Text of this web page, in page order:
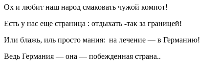
Ох и любит наш народ смаковать чужой компот!
Есть у нас еще страница : отдыхать -так за границей!
Или блажь, иль просто мания: на лечение — в Германию!
Ведь Германия — она — побежденная страна..